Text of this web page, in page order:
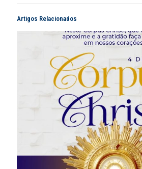
Artigos Relacionados